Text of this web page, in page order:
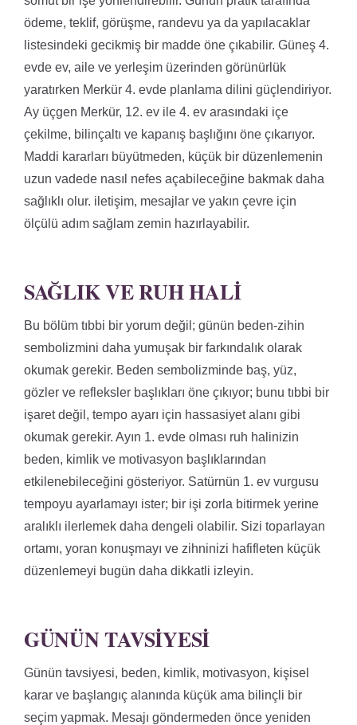
ödeme, teklif, görüşme, randevu ya da yapılacaklar
listesindeki gecikmiş bir madde öne çıkabilir. Güneş 4.
evde ev, aile ve yerleşim üzerinden görünürlük
yaratırken Merkür 4. evde planlama dilini güçlendiriyor.
Ay üçgen Merkür, 12. ev ile 4. ev arasındaki içe
çekilme, bilinçaltı ve kapanış başlığını öne çıkarıyor.
Maddi kararları büyütmeden, küçük bir düzenlemenin
uzun vadede nasıl nefes açabileceğine bakmak daha
sağlıklı olur. iletişim, mesajlar ve yakın çevre için
ölçülü adım sağlam zemin hazırlayabilir.
SAĞLIK VE RUH HALI
Bu bölüm tıbbi bir yorum değil; günün beden-zihin
sembolizmini daha yumuşak bir farkındalık olarak
okumak gerekir. Beden sembolizminde baş, yüz,
gözler ve refleksler başlıkları öne çıkıyor; bunu tıbbi bir
işaret değil, tempo ayarı için hassasiyet alanı gibi
okumak gerekir. Ayın 1. evde olması ruh halinizin
beden, kimlik ve motivasyon başlıklarından
etkilenebileceğini gösteriyor. Satürnün 1. ev vurgusu
tempoyu ayarlamayı ister; bir işi zorla bitirmek yerine
aralıklı ilerlemek daha dengeli olabilir. Sizi toparlayan
ortamı, yoran konuşmayı ve zihninizi hafifleten küçük
düzenlemeyi bugün daha dikkatli izleyin.
GÜNÜN TAVSIYESI
Günün tavsiyesi, beden, kimlik, motivasyon, kişisel
karar ve başlangıç alanında küçük ama bilinçli bir
seçim yapmak. Mesajı göndermeden önce yeniden